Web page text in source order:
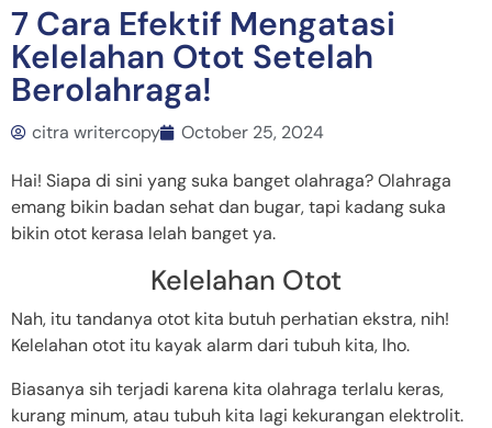
7 Cara Efektif Mengatasi
Kelelahan Otot Setelah
Berolahraga!
citra writercopy October 25, 2024
Hai! Siapa di sini yang suka banget olahraga? Olahraga
emang bikin badan sehat dan bugar, tapi kadang suka
bikin otot kerasa lelah banget ya.
Kelelahan Otot
Nah, itu tandanya otot kita butuh perhatian ekstra, nih!
Kelelahan otot itu kayak alarm dari tubuh kita, lho.
Biasanya sih terjadi karena kita olahraga terlalu keras,
kurang minum, atau tubuh kita lagi kekurangan elektrolit.